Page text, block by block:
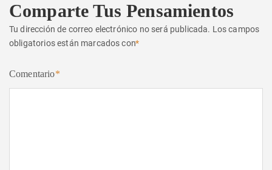
Comparte Tus Pensamientos
Tu dirección de correo electrónico no será publicada. Los campos
obligatorios están marcados con*
Comentario*